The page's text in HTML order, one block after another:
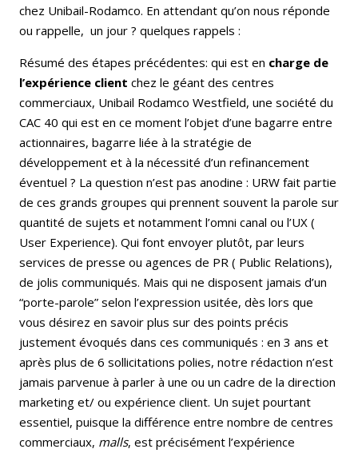
chez Unibail-Rodamco. En attendant qu’on nous réponde
ou rappelle, un jour ? quelques rappels :
Résumé des étapes précédentes: qui est en charge de
l’expérience client chez le géant des centres
commerciaux, Unibail Rodamco Westfield, une société du
CAC 40 qui est en ce moment l’objet d’une bagarre entre
actionnaires, bagarre liée à la stratégie de
développement et à la nécessité d’un refinancement
éventuel ? La question n’est pas anodine : URW fait partie
de ces grands groupes qui prennent souvent la parole sur
quantité de sujets et notamment l’omni canal ou l’UX (
User Experience). Qui font envoyer plutôt, par leurs
services de presse ou agences de PR ( Public Relations),
de jolis communiqués. Mais qui ne disposent jamais d’un
“porte-parole” selon l’expression usitée, dès lors que
vous désirez en savoir plus sur des points précis
justement évoqués dans ces communiqués : en 3 ans et
après plus de 6 sollicitations polies, notre rédaction n’est
jamais parvenue à parler à une ou un cadre de la direction
marketing et/ ou expérience client. Un sujet pourtant
essentiel, puisque la différence entre nombre de centres
commerciaux, malls, est précisément l’expérience